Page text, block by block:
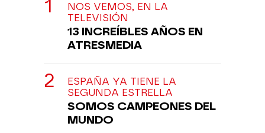
NOS VEMOS, EN LA
TELEVISIÓN
13 INCREÍBLES AÑOS EN
ATRESMEDIA
ESPAÑA YA TIENE LA
SEGUNDA ESTRELLA
SOMOS CAMPEONES DEL
MUNDO